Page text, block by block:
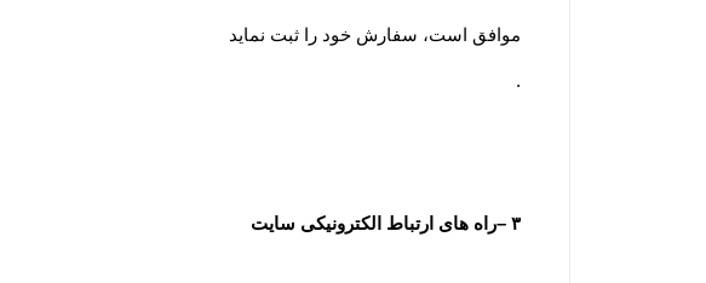
موافق است، سفارش خود را ثبت نماید
.
۳ –راه های ارتباط الکترونیکی سایت